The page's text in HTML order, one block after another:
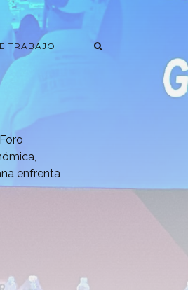
TRABAJO
enfrenta